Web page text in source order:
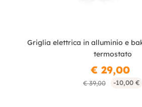
Griglia elettrica in alluminio e
termostato
€ 39,00 -10,00 €
€ 29,00